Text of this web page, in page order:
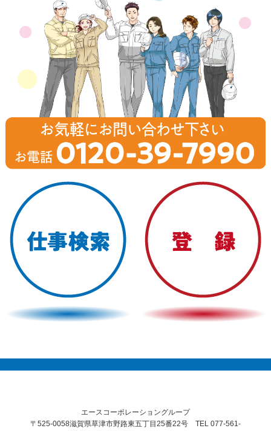
エースコーポレーショングループ
〒525-0058滋賀県草津市野路東五丁目25番22号 TEL 077-561-